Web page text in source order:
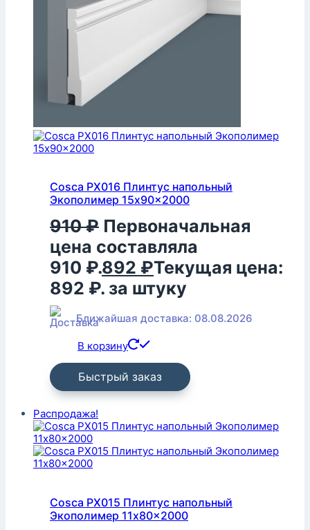
Cosca PX016 Плинтус напольный
Экополимер 15x90x2000
910₽ Первоначальная
цена составляла
910 ₽.892 ₽Текущая цена:
892 ₽. за штуку
Ближайшая доставка: 08.08.2026
В корзину
Быстрый заказ
Распродажа!
Cosca PX015 Плинтус напольный
Экополимер 11x80x2000